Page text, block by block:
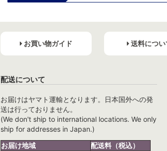
お買い物ガイド 送料につい
配送について
お届けはヤマト運輸となります。日本国外への発
送は行っておりません。
(We don't ship to international locations. We only
ship for addresses in Japan.)
お届け地域
配送料（税込）